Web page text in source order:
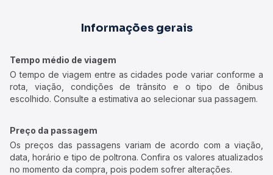
Informações gerais
Tempo médio de viagem
O tempo de viagem entre as cidades pode variar conforme a
rota, viação, condições de trânsito e o tipo de ônibus
escolhido. Consulte a estimativa ao selecionar sua passagem.
Preço da passagem
Os preços das passagens variam de acordo com a viação,
data, horário e tipo de poltrona. Confira os valores atualizados
no momento da compra, pois podem sofrer alterações.